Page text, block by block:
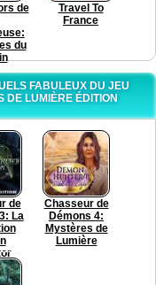
de
du
Travel To
France
FABULEUX DU JEU
DE LUMIÈRE ÉDITION
de
La
Chasseur de
Démons 4:
Mystères de
Lumière